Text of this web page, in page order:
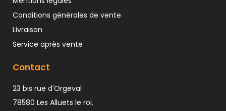
Conditions générales de vente
Livraison
Service après vente
Contact
23 bis rue d'Orgeval
78580 Les Alluets le roi.